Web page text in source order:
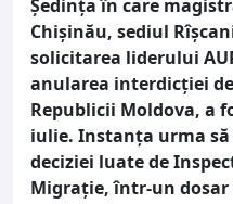
Ședința în care
Chișinău, sediul
solicitarea liderului
anularea interdicției
Republicii Moldova, a
iulie. Instanța urma
deciziei luate de
Migrație, într-un dosar